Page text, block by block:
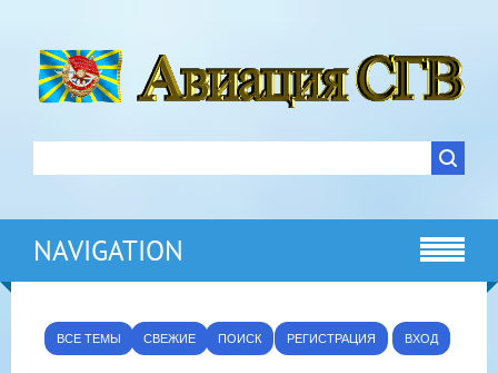
NAVIGATION
ВСЕ ТЕМЫ СВЕЖИЕ ПОИСК РЕГИСТРАЦИЯ ВХОД